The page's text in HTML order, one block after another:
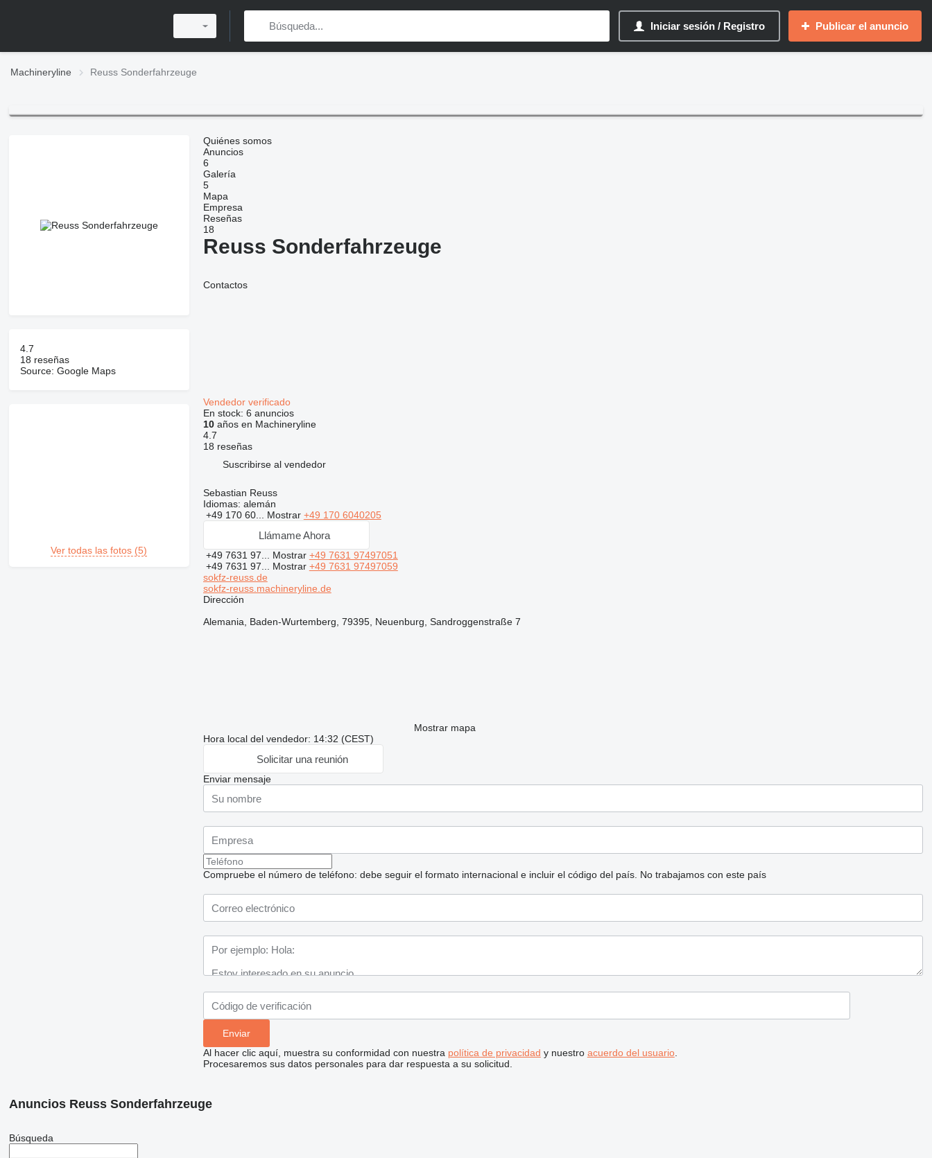
Iniciar sesión / Registro Publicar el anuncio
Machineryline Reuss Sonderfahrzeuge
4.7
18 reseñas
Source: Google Maps
Ver todas las fotos (5)
Quiénes somos
Anuncios
6
Galería
5
Mapa
Empresa
Reseñas
18
Reuss Sonderfahrzeuge
Contactos
Vendedor verificado
En stock: 6 anuncios
10años en Machineryline
4.7
18 reseñas
Suscribirse al vendedor
Sebastian Reuss
Idiomas: alemán
+49 170 60... Mostrar +49 170 6040205
Llámame Ahora
+49 7631 97... Mostrar +49 7631 97497051
+49 7631 97... Mostrar +49 7631 97497059
sokfz-reuss.de
sokfz-reuss.machineryline.de
Dirección
Alemania, Baden-Wurtemberg, 79395, Neuenburg, Sandroggenstraße 7
Mostrar mapa
Hora local del vendedor: 14:32 (CEST)
Solicitar una reunión
Enviar mensaje
Compruebe el número de teléfono: debe seguir el formato internacional e incluir el código del país. No trabajamos con este país
Al hacer clic aquí, muestra su conformidad con nuestra política de privacidad y nuestro acuerdo del usuario.
Procesaremos sus datos personales para dar respuesta a su solicitud.
Anuncios Reuss Sonderfahrzeuge
Búsqueda